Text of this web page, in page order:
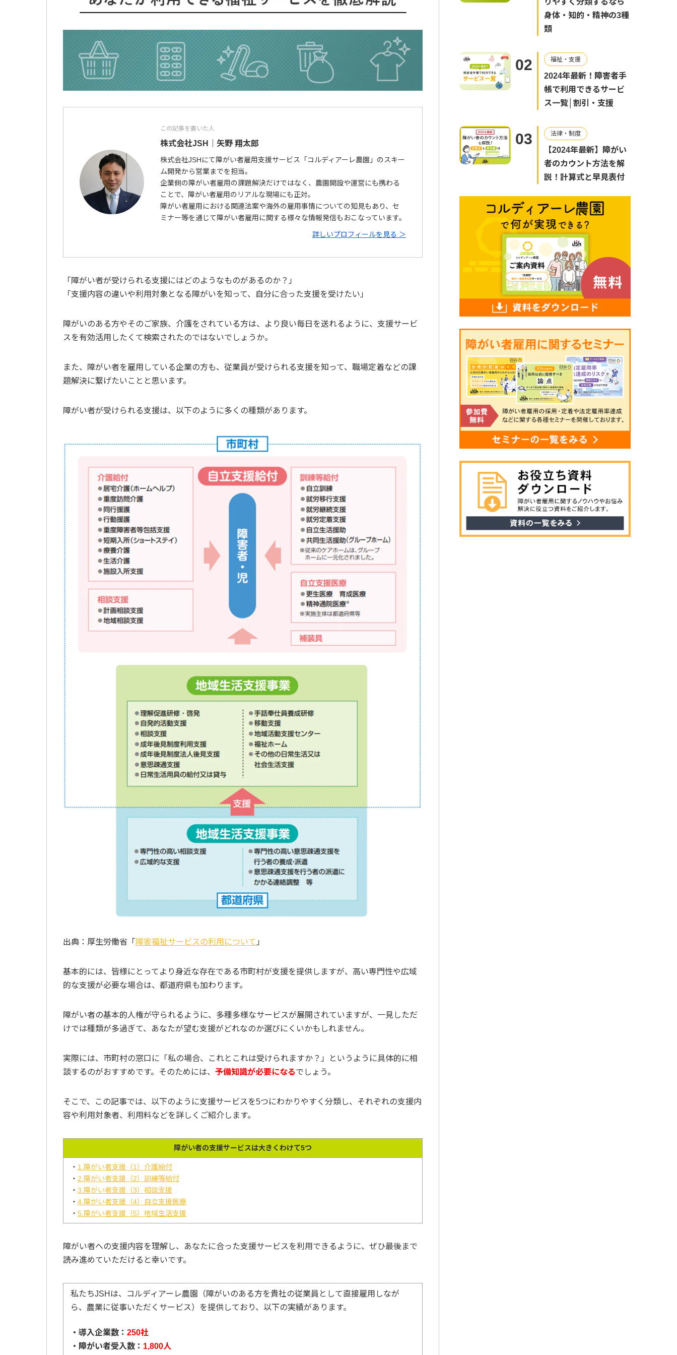
この記事を書いた人
株式会社JSH｜矢野 翔太郎
株式会社JSHにて障がい者雇用支援サービス「コルディアーレ農園」のスキー
ム開発から営業までを担当。
企業側の障がい者雇用の課題解決だけではなく、農園開設や運営にも携わる
ことで、障がい者雇用のリアルな現場にも正対。
障がい者雇用における関連法案や海外の雇用事情についての知見もあり、セ
ミナー等を通じて障がい者雇用に関する様々な情報発信もおこなっています。
詳しいプロフィールを見る ＞
「障がい者が受けられる支援にはどのようなものがあるのか？」
「支援内容の違いや利用対象となる障がいを知って、自分に合った支援を受けたい」
障がいのある方やそのご家族、介護をされている方は、より良い毎日を送れるように、支援サービ
スを有効活用したくて検索されたのではないでしょうか。
また、障がい者を雇用している企業の方も、従業員が受けられる支援を知って、職場定着などの課
題解決に繋げたいことと思います。
障がい者が受けられる支援は、以下のように多くの種類があります。
出典：厚生労働省「 障害福祉サービスの利用について 」
基本的には、皆様にとってより身近な存在である市町村が支援を提供しますが、高い専門性や広域
的な支援が必要な場合は、都道府県も加わります。
障がい者の基本的人権が守られるように、多種多様なサービスが展開されていますが、一見しただ
けでは種類が多過ぎて、あなたが望む支援がどれなのか選びにくいかもしれません。
実際には、市町村の窓口に「私の場合、これとこれは受けられますか？」というように具体的に相
談するのがおすすめです。そのためには、 予備知識が必要になるでしょう。
そこで、この記事では、以下のように支援サービスを5つにわかりやすく分類し、それぞれの支援内
容や利用対象者、利用料などを詳しくご紹介します。
障がい者の支援サービスは大きくわけて5つ
・ 1.障がい者支援（1）介護給付
・ 2.障がい者支援（2）訓練等給付
・ 3.障がい者支援（3）相談支援
・ 4.障がい者支援（4）自立支援医療
・ 5.障がい者支援（5）地域生活支援
障がい者への支援内容を理解し、あなたに合った支援サービスを利用できるように、ぜひ最後まで
読み進めていただけると幸いです。
私たちJSHは、コルディアーレ農園（障がいのある方を貴社の従業員として直接雇用しなが
ら、農業に従事いただくサービス）を提供しており、以下の実績があります。
・導入企業数： 250社
・障がい者受入数： 1,800人
身体・知的・精神の3種
類
02 福祉・支援
2024年最新！障害者手
帳で利用できるサービ
ス一覧│割引・支援
03 法律・制度
【2024年最新】障がい
者のカウント方法を解
説！計算式と早見表付